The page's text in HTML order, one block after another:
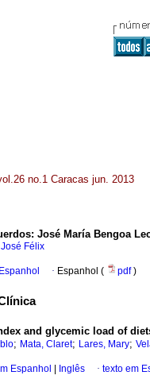
no.1 Caracas jun. 2013
: José María Bengoa
Félix
· Espanhol ( pdf)
and glycemic load of
; Mata, Claret; Lares, Mary;
Espanhol Inglês · texto em